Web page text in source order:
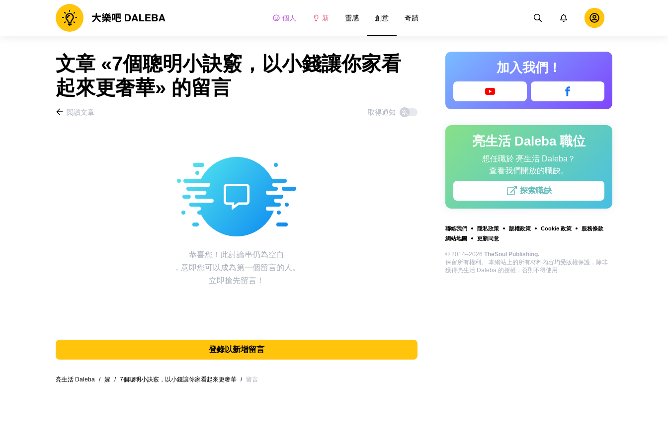
個人 新 靈感 創意 奇蹟
加入我們！
亮生活 Daleba 職位
想任職於 亮生活 Daleba？
查看我們開放的職缺。
探索職缺
聯絡我們 隱私政策 版權政策 Cookie 政策
服務條款
網站地圖
更新同意
© 2014–2026 TheSoul Publishing.
保留所有權利。 本網站上的所有材料內容均受版權保護，除非
獲得亮生活 Daleba 的授權，否則不得使用
文章 «7個聰明小訣竅，以小錢讓你家看
起來更奢華» 的留言
閱讀文章 取得通知
恭喜您！此討論串仍為空白
，意即您可以成為第一個留言的人。
立即搶先留言！
登錄以新增留言
亮生活 Daleba / 嫁 / 7個聰明小訣竅，以小錢讓你家看起來更奢華 / 留言